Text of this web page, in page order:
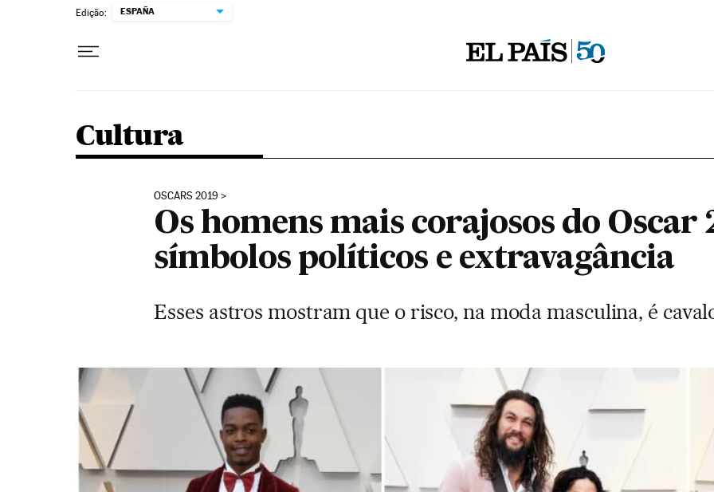
Edição: ESPAÑA
Cultura
OSCARS 2019
Os homens mais corajosos do Oscar
símbolos políticos e extravagância
Esses astros mostram que o risco, na moda masculina, é